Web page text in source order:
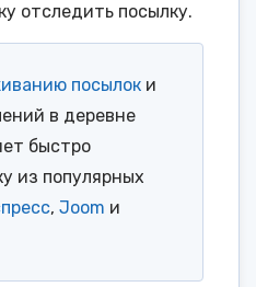
отследить посылку.
посылок и
в деревне
быстро
из популярных
, Joom и